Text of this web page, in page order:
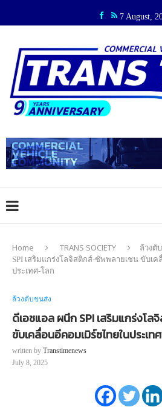
7 August,
Home TRANS SOCIETY ล้วงตั
SPI เสริมแกร่งโลจิสติกส์-ซัพพลายเชน ขับเ
ประเทศ-โลก
ล้วงตับขนส่ง
ดีเอชแอล ผนึก SPI เสริมแกร่งโ
ขับเคลื่อนอีคอมเมิร์ซไทยในประเท
written by Transtimenews
July 8, 2025